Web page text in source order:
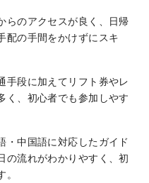
らのアクセスが良く、日帰
配の手間をかけずにスキ
手段に加えてリフト券やレ
く、初心者でも参加しやす
・中国語に対応したガイド
の流れがわかりやすく、初